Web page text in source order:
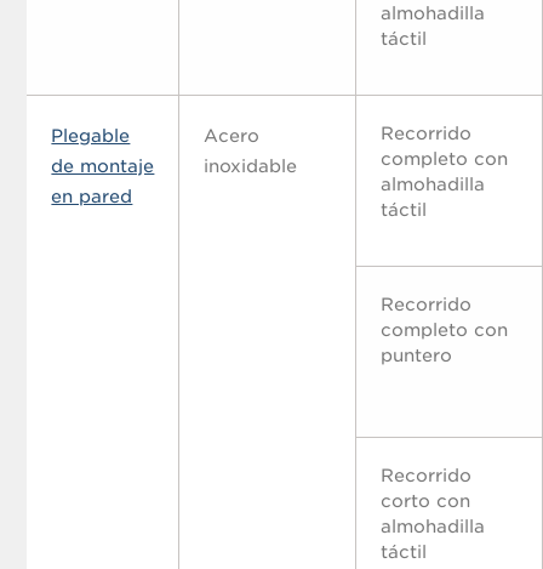
almohadilla
táctil
Plegable
de montaje
en pared
Acero
inoxidable
Recorrido
completo con
almohadilla
táctil
Recorrido
completo con
puntero
Recorrido
corto con
almohadilla
táctil